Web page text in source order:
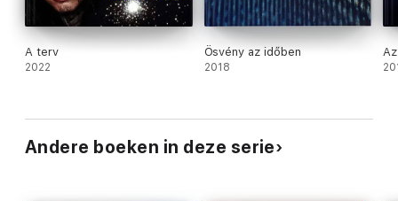
A terv
2022
Ösvény az időben
2018
Andere boeken in deze serie